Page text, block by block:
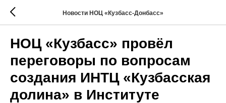
Новости НОЦ «Кузбасс-Донбасс»
НОЦ «Кузбасс» провёл
переговоры по вопросам
создания ИНТЦ «Кузбасская
долина» в Институте